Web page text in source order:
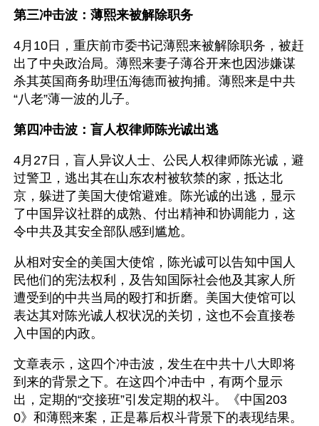
第三冲击波：薄熙来被解除职务
4月10日，重庆前市委书记薄熙来被解除职务，被赶
出了中央政治局。薄熙来妻子薄谷开来也因涉嫌谋
杀其英国商务助理伍海德而被拘捕。薄熙来是中共
“八老”薄一波的儿子。
第四冲击波：盲人权律师陈光诚出逃
4月27日，盲人异议人士、公民人权律师陈光诚，避
过警卫，逃出其在山东农村被软禁的家，抵达北
京，躲进了美国大使馆避难。陈光诚的出逃，显示
了中国异议社群的成熟、付出精神和协调能力，这
令中共及其安全部队感到尴尬。
从相对安全的美国大使馆，陈光诚可以告知中国人
民他们的宪法权利，及告知国际社会他及其家人所
遭受到的中共当局的殴打和折磨。美国大使馆可以
表达其对陈光诚人权状况的关切，这也不会直接卷
入中国的内政。
文章表示，这四个冲击波，发生在中共十八大即将
到来的背景之下。在这四个冲击中，有两个显示
出，定期的“交接班”引发定期的权斗。《中国203
0》和薄熙来案，正是幕后权斗背景下的表现结果。